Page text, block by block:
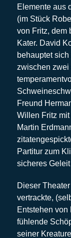
Elemente aus
(im Stück
von Fritz, dem
Kater. David
behauptet
zwischen zwei
Freund
Willen Fritz
Martin
Partitur zum
sicheres
Dieser
vertrackte,
Entstehen von
fühlende
seiner